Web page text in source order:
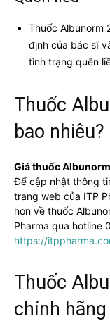
Thuốc Albunorm
định của bác sĩ
tình trạng quên
Thuốc
bao nhiêu?
Giá thuốc Albunorm
Để cập nhật thông
trang web của ITP
hơn về thuốc
Pharma qua hotline
https://
Thuốc
chính